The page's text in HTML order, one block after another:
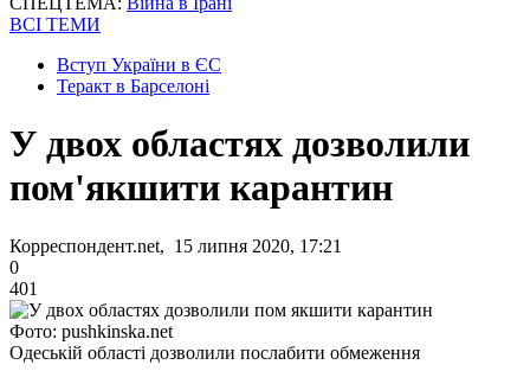
ВСІ ТЕМИ
Вступ України в ЄС
Теракт в Барселоні
У двох областях дозволили
пом'якшити карантин
Корреспондент.net, 15 липня 2020, 17:21
0
401
Фото: pushkinska.net
Одеській області дозволили послабити обмеження